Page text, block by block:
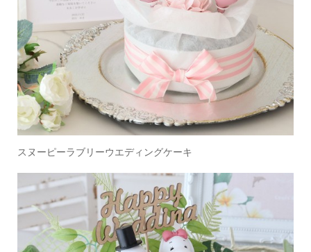
スヌーピーラブリーウエディングケーキ